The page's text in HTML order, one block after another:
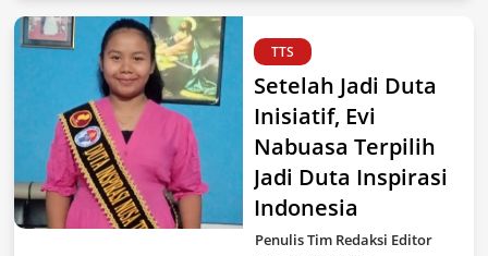
TTS
Setelah Jadi Duta
Inisiatif, Evi
Nabuasa Terpilih
Jadi Duta Inspirasi
Indonesia
Penulis Tim Redaksi Editor